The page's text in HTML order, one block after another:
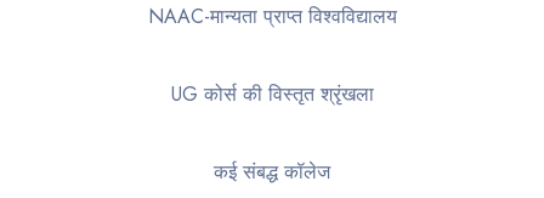
NAAC-मान्यता प्राप्त विश्वविद्यालय
UG कोर्स की विस्तृत श्रृंखला
कई संबद्ध कॉलेज